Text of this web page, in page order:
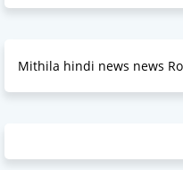
Mithila hindi news news